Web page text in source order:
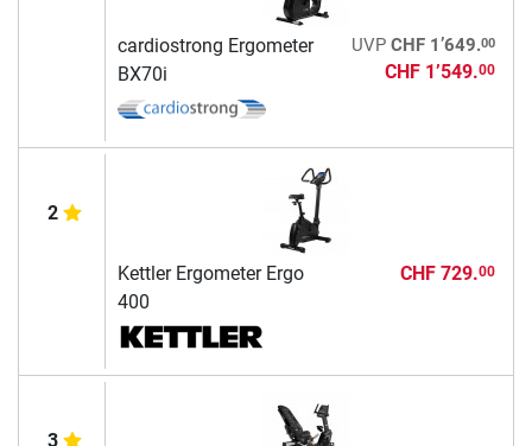
cardiostrong Ergometer
BX70i
UVP CHF 1’649.00
CHF 1’549.00
2
Kettler Ergometer Ergo
400
CHF 729.00
3